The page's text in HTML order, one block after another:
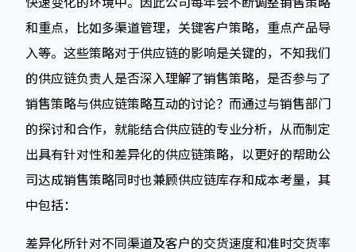
和重点，比如多渠道管理，关键客户策略，重点产品导
入等。这些策略对于供应链的影响是关键的，不知我们
的供应链负责人是否深入理解了销售策略，是否参与了
销售策略与供应链策略互动的讨论？而通过与销售部门
的探讨和合作，就能结合供应链的专业分析，从而制定
出具有针对性和差异化的供应链策略，以更好的帮助公
司达成销售策略同时也兼顾供应链库存和成本考量，其
中包括：
差异化所针对不同渠道及客户的交货速度和准时交货率